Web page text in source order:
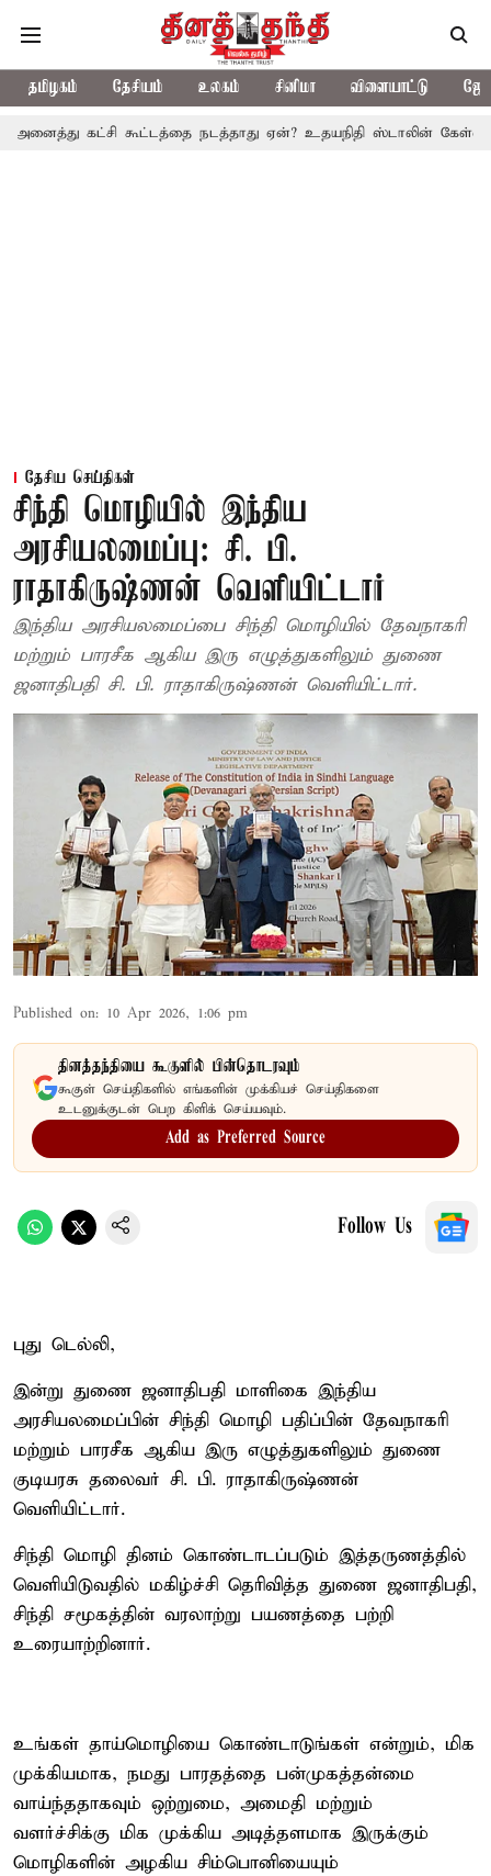
தமிழகம் தேசியம் உலகம் சினிமா விளையாட்டு
கூட்டத்தை நடத்தாது ஏன்? உதயநிதி ஸ்டாலின் கேள்வி
தேசிய செய்திகள்
சிந்தி மொழியில் இந்திய
அரசியலமைப்பு: சி. பி.
ராதாகிருஷ்ணன் வெளியிட்டார்
இந்திய அரசியலமைப்பை சிந்தி மொழியில் தேவநாகரி
மற்றும் பாரசீக ஆகிய இரு எழுத்துகளிலும் துணை
ஜனாதிபதி சி. பி. ராதாகிருஷ்ணன் வெளியிட்டார்.
Published on: 10 Apr 2026, 1:06 pm
தினத்தந்தியை கூகுளில் பின்தொடரவும்
கூகுள் செய்திகளில் எங்களின் முக்கியச் செய்திகளை
உடனுக்குடன் பெற கிளிக் செய்யவும்.
Add as Preferred Source
Follow Us
புது டெல்லி,
இன்று துணை ஜனாதிபதி மாளிகை இந்திய
அரசியலமைப்பின் சிந்தி மொழி பதிப்பின் தேவநாகரி
மற்றும் பாரசீக ஆகிய இரு எழுத்துகளிலும் துணை
குடியரசு தலைவர் சி. பி. ராதாகிருஷ்ணன்
வெளியிட்டார்.
சிந்தி மொழி தினம் கொண்டாடப்படும் இத்தருணத்தில்
வெளியிடுவதில் மகிழ்ச்சி தெரிவித்த துணை ஜனாதிபதி,
சிந்தி சமூகத்தின் வரலாற்று பயணத்தை பற்றி
உரையாற்றினார்.
உங்கள் தாய்மொழியை கொண்டாடுங்கள் என்றும், மிக
முக்கியமாக, நமது பாரதத்தை பன்முகத்தன்மை
வாய்ந்ததாகவும் ஒற்றுமை, அமைதி மற்றும்
வளர்ச்சிக்கு மிக முக்கிய அடித்தளமாக இருக்கும்
மொழிகளின் அழகிய சிம்பொனியையும்